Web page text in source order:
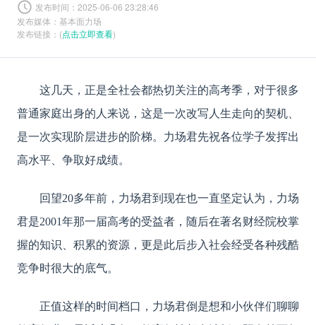
发布时间： 2025-06-06 23:28:46
发布媒体： 基本面力场
发布链接：(点击立即查看)
这几天，正是全社会都热切关注的高考季，对于很多
普通家庭出身的人来说，这是一次改写人生走向的契机、
是一次实现阶层进步的阶梯。力场君先祝各位学子发挥出
高水平、争取好成绩。
回望20多年前，力场君到现在也一直坚定认为，力场
君是2001年那一届高考的受益者，随后在著名财经院校掌
握的知识、积累的资源，更是此后步入社会经受各种残酷
竞争时很大的底气。
正值这样的时间档口，力场君倒是想和小伙伴们聊聊